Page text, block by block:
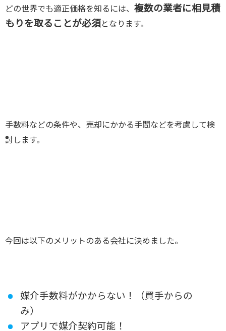
どの世界でも適正価格を知るには、 複数の業者に相見積
もりを取ることが必須 となります。
手数料などの条件や、売却にかかる手間などを考慮して検
討します。
今回は以下のメリットのある会社に決めました。
媒介手数料がかからない！（買手からの
み）
アプリで媒介契約可能！